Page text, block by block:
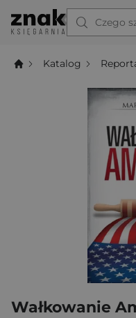
Czego
Katalog
Wałkowanie